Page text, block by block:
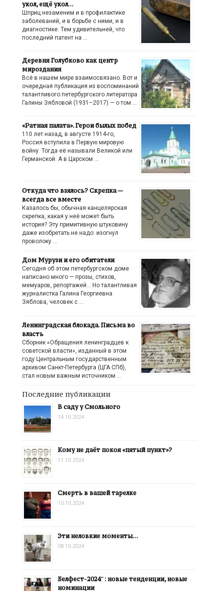
укол, ещё укол…
Шприц незаменим и в профилактике
заболеваний, и в борьбе с ними, и в
диагностике. Тем удивительней, что
последний патент на …
Деревня Голубково как центр
мироздания
Всё в нашем мире взаимосвязано. Вот и
очередная публикация из воспоминаний
талантливого петербургского литератора
Галины Зябловой (1931–2017) — о том …
«Ратная палата». Герои былых побед
110 лет назад, в августе 1914-го,
Россия вступила в Первую мировую
войну. Тогда её называли Великой или
Германской. А в Царском …
Откуда что взялось? Скрепка —
всегда все вместе
Казалось бы, обычная канцелярская
скрепка, какая у неё может быть
история? Эту примитивную штуковину
даже изобретать не надо: изогнул
проволоку …
Дом Мурузи и его обитатели
Сегодня об этом петербургском доме
написано много — прозы, стихов,
мемуаров, репортажей… Но талантливая
журналистка Галина Георгиевна
Зяблова, человек с …
Ленинградская блокада. Письма во
власть
Сборник «Обращения ленинградцев к
советской власти», изданный в этом
году Центральным государственным
архивом Санкт-Петербурга (ЦГА СПб),
стал новым важным источником …
Последние публикации
В саду у Смольного
14.10.2024
Кому не даёт покоя «пятый пункт»?
11.10.2024
Смерть в вашей тарелке
10.10.2024
Эти неловкие моменты…
08.10.2024
Белфест-2024″: новые тенденции, новые
номинации